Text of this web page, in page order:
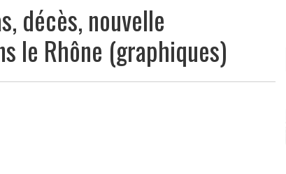
décès, nouvelle
le Rhône (graphiques)